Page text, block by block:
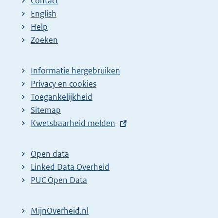
English
Help
Zoeken
Informatie hergebruiken
Privacy en cookies
Toegankelijkheid
Sitemap
E
t
e
r
l
Kwetsbaarheid melden
Open data
Linked Data Overheid
PUC Open Data
MijnOverheid.nl